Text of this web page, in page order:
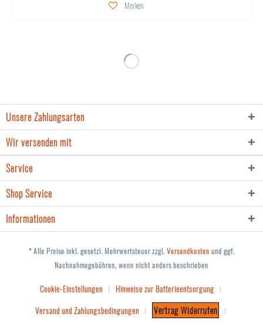
Merken
Unsere Zahlungsarten
Wir versenden mit
Service
Shop Service
Informationen
* Alle Preise inkl. gesetzl. Mehrwertsteuer zzgl. Versandkosten und ggf.
Nachnahmegebühren, wenn nicht anders beschrieben
Cookie-Einstellungen
Hinweise zur Batterieentsorgung
Versand und Zahlungsbedingungen
Vertrag Widerrufen